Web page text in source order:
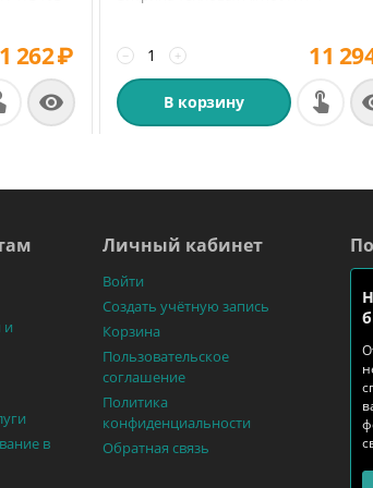
262₽

+
− 11
В корзину
и
в
Личный кабинет
Войти
Создать учётную запись
Корзина
Пользовательское
соглашение
Политика
конфиденциальности
Обратная связь